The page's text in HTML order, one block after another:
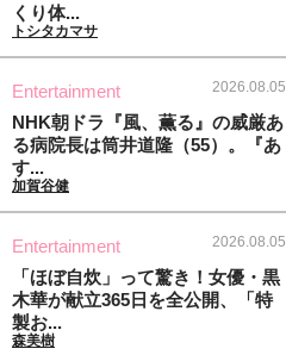
くり体...
トシタカマサ
Entertainment 2026.08.05
NHK朝ドラ『風、薫る』の威厳あ
る病院長は筒井道隆（55）。『あ
す...
加賀谷健
Entertainment 2026.08.05
「ほぼ自炊」って驚き！女優・黒
木華が献立365日を全公開、「特
製お...
森美樹